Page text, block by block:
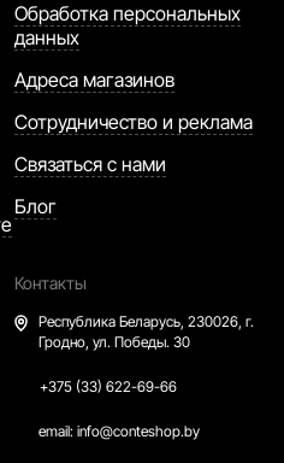
Обработка персональных
данных
Адреса магазинов
Сотрудничество и реклама
Связаться с нами
Блог
Контакты
Республика Беларусь, 230026, г.
Гродно, ул. Победы. 30
+375 (33) 622-69-66
email: info@conteshop.by